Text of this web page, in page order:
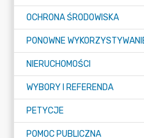
OCHRONA ŚRODOWISKA
NIERUCHOMOŚCI
WYBORY I REFERENDA
PETYCJE
POMOC PUBLICZNA